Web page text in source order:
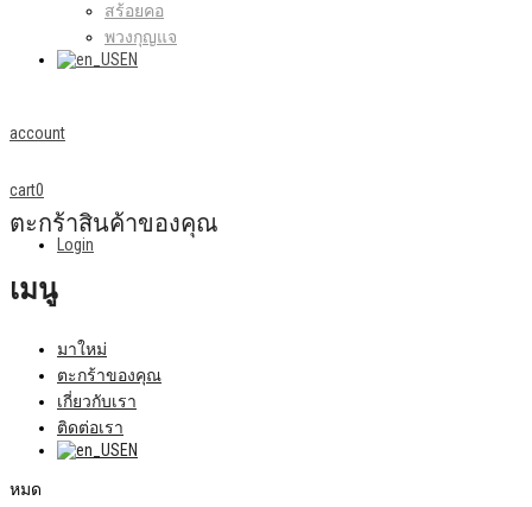
สร้อยคอ
พวงกุญแจ
EN
account
Login
cart0
ตะกร้าสินค้าของคุณ
เมนู
มาใหม่
ตะกร้าของคุณ
เกี่ยวกับเรา
ติดต่อเรา
EN
หมด